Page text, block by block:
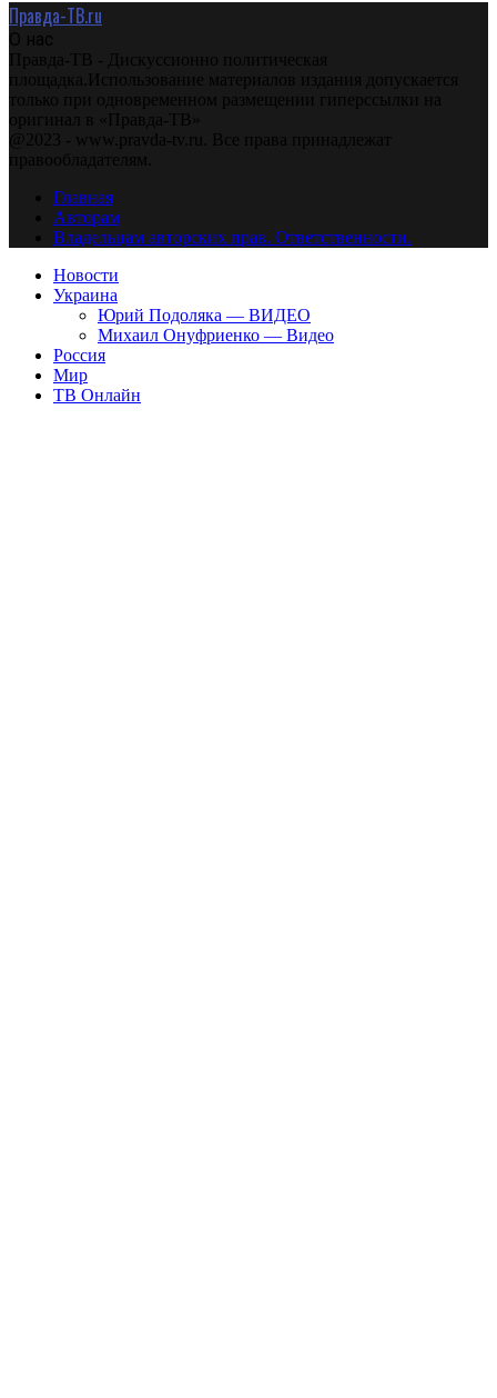
Правда-ТВ.ru
О нас
Правда-ТВ - Дискуссионно политическая
площадка.Использование материалов издания допускается
только при одновременном размещении гиперссылки на
оригинал в «Правда-ТВ»
@2023 - www.pravda-tv.ru. Все права принадлежат
правообладателям.
Главная
Авторам
Владельцам авторских прав. Ответственности.
Новости
Украина
Юрий Подоляка — ВИДЕО
Михаил Онуфриенко — Видео
Россия
Мир
ТВ Онлайн